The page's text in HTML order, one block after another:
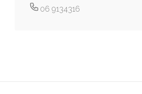
06 9134316